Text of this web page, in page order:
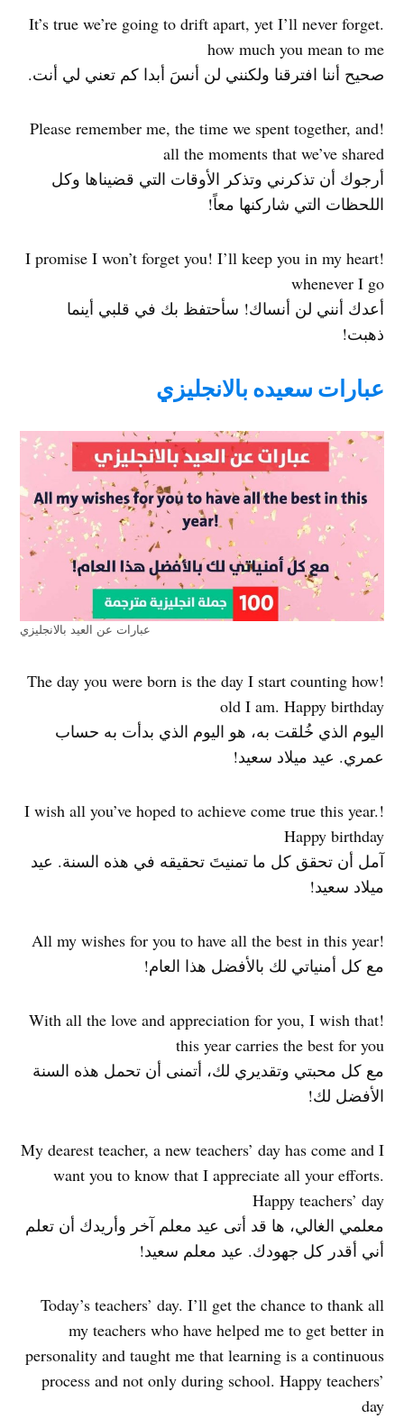
.It’s true we’re going to drift apart, yet I’ll never forget
how much you mean to me
صحيح أننا افترقنا ولكنني لن أنسَ أبدا كم تعني لي أنت.
!Please remember me, the time we spent together, and
all the moments that we’ve shared
أرجوك أن تذكرني وتذكر الأوقات التي قضيناها وكل
اللحظات التي شاركنها معاً!
!I promise I won’t forget you! I’ll keep you in my heart
whenever I go
أعدك أنني لن أنساك! سأحتفظ بك في قلبي أينما
ذهبت!
عبارات سعيده بالانجليزي
عبارات عن العيد بالانجليزي
!The day you were born is the day I start counting how
old I am. Happy birthday
اليوم الذي خُلقت به، هو اليوم الذي بدأت به حساب
عمري. عيد ميلاد سعيد!
!I wish all you’ve hoped to achieve come true this year.
Happy birthday
آمل أن تحقق كل ما تمنيتَ تحقيقه في هذه السنة. عيد
ميلاد سعيد!
!All my wishes for you to have all the best in this year
مع كل أمنياتي لك بالأفضل هذا العام!
!With all the love and appreciation for you, I wish that
this year carries the best for you
مع كل محبتي وتقديري لك، أتمنى أن تحمل هذه السنة
الأفضل لك!
My dearest teacher, a new teachers’ day has come and I
want you to know that I appreciate all your efforts.
Happy teachers’ day
معلمي الغالي، ها قد أتى عيد معلم آخر وأريدك أن تعلم
أني أقدر كل جهودك. عيد معلم سعيد!
Today’s teachers’ day. I’ll get the chance to thank all
my teachers who have helped me to get better in
personality and taught me that learning is a continuous
process and not only during school. Happy teachers’
day